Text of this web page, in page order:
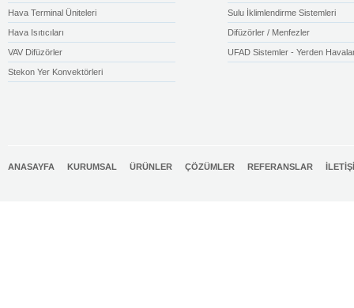
Hava Terminal Üniteleri Sulu İklimlendirme Sistemleri
Hava Isıtıcıları Difüzörler / Menfezler
VAV Difüzörler UFAD Sistemler - Yerden
Stekon Yer Konvektörleri
ANASAYFA KURUMSAL ÜRÜNLER ÇÖZÜMLER REFERANSLAR